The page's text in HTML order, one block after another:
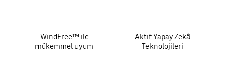
WindFree™ ile
mükemmel uyum
Aktif Yapay Zekâ
Teknolojileri